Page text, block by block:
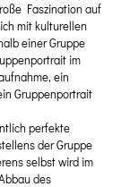
Faszination auf
mit kulturellen
einer Gruppe
im
ein
Gruppenportrait
perfekte
der Gruppe
selbst wird im
des